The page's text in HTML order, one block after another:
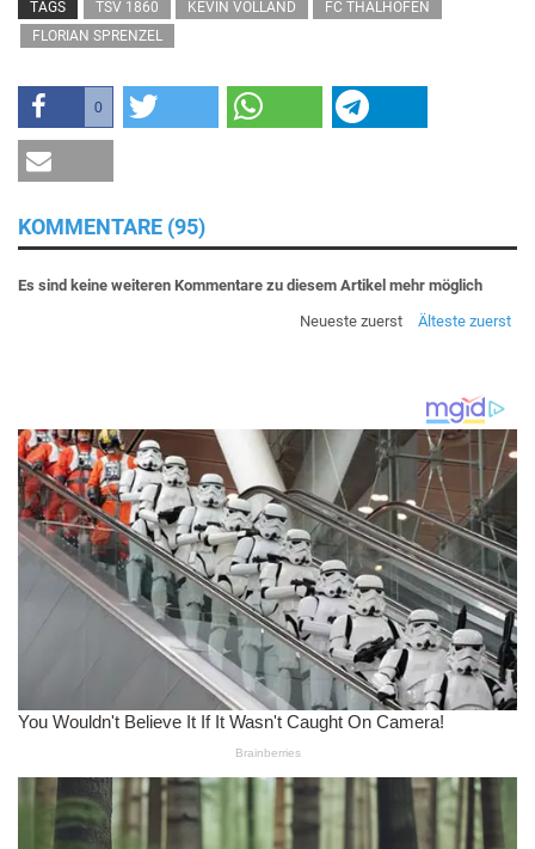
TAGS TSV 1860 KEVIN VOLLAND
FC THALHOFEN
FLORIAN SPRENZEL
0
KOMMENTARE (95)
Es sind keine weiteren Kommentare zu diesem Artikel mehr möglich
Neueste zuerst
Älteste zuerst